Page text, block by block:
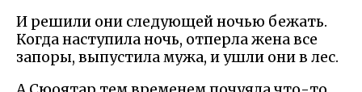
И решили они следующей ночью бежать.
Когда наступила ночь, отперла жена все
запоры, выпустила мужа, и ушли они в лес.